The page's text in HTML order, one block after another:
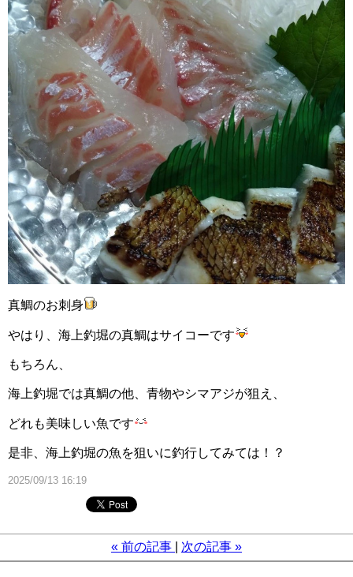
真鯛のお刺身
やはり、海上釣堀の真鯛はサイコーです
もちろん、
海上釣堀では真鯛の他、青物やシマアジが狙え、
どれも美味しい魚です
是非、海上釣堀の魚を狙いに釣行してみては！？
2025/09/13 16:19
« 前の記事 次の記事 »